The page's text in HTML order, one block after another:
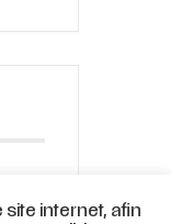
internet, afin